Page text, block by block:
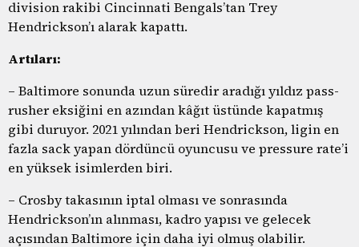
division rakibi Cincinnati Bengals’tan Trey
Hendrickson’ı alarak kapattı.
Artıları:
– Baltimore sonunda uzun süredir aradığı yıldız pass-
rusher eksiğini en azından kâğıt üstünde kapatmış
gibi duruyor. 2021 yılından beri Hendrickson, ligin en
fazla sack yapan dördüncü oyuncusu ve pressure rate’i
en yüksek isimlerden biri.
– Crosby takasının iptal olması ve sonrasında
Hendrickson’ın alınması, kadro yapısı ve gelecek
açısından Baltimore için daha iyi olmuş olabilir.